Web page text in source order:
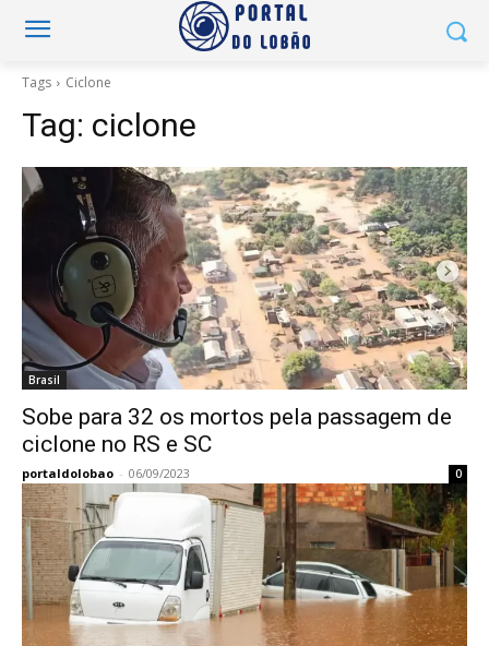
Tags Ciclone
Tag: ciclone
Brasil
Sobe para 32 os mortos pela passagem de
ciclone no RS e SC
portaldolobao - 06/09/2023 0